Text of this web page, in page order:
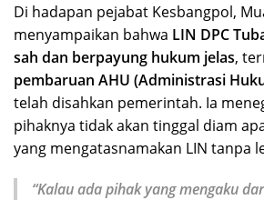
Di hadapan pejabat Kesbangpol,
menyampaikan bahwa LIN DPC
sah dan berpayung hukum jelas,
pembaruan AHU (Administrasi
telah disahkan pemerintah. Ia
pihaknya tidak akan tinggal diam
yang mengatasnamakan LIN tanpa
“Kalau ada pihak yang mengaku